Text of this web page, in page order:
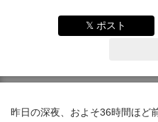
𝕏 ポスト
昨日の深夜、およそ36時間ほど